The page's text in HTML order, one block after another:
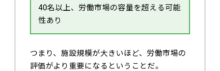
40名以上、労働市場の容量を超える可能
性あり
つまり、施設規模が大きいほど、労働市場の
評価がより重要になるということだ。